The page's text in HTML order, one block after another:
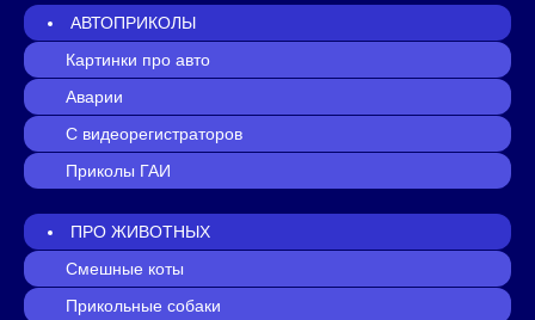
АВТОПРИКОЛЫ
Картинки про авто
Аварии
С видеорегистраторов
Приколы ГАИ
ПРО ЖИВОТНЫХ
Смешные коты
Прикольные собаки